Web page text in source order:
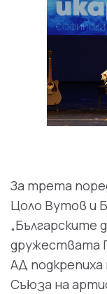
За трета
Цоло Вутов и
„Българските
дружествата
АД подкрепиха
Съюза на